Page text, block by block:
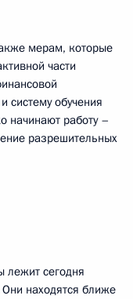
мерам, которые
части
систему обучения
начинают работу –
разрешительных
лежит сегодня
находятся ближе